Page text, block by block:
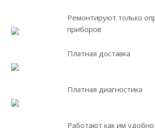
Ремонтируют только
приборов
Платная доставка
Платная диагностика
Работают как им удобно